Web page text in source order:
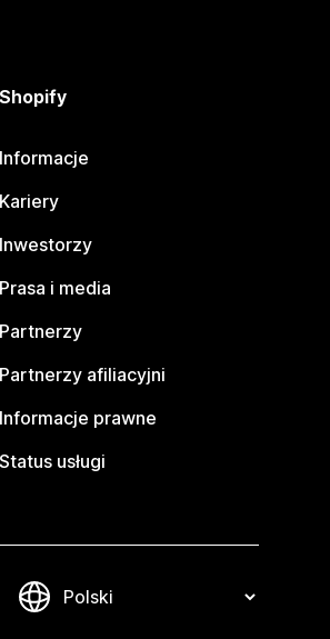
Shopify
Informacje
Kariery
Inwestorzy
Prasa i media
Partnerzy
Partnerzy afiliacyjni
Informacje prawne
Status usługi